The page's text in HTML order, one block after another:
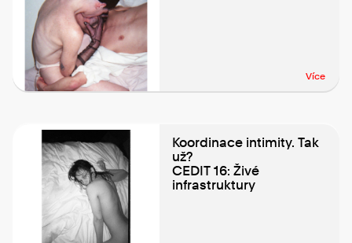
Více
Koordinace intimity. Tak
už?
CEDIT 16: Živé
infrastruktury